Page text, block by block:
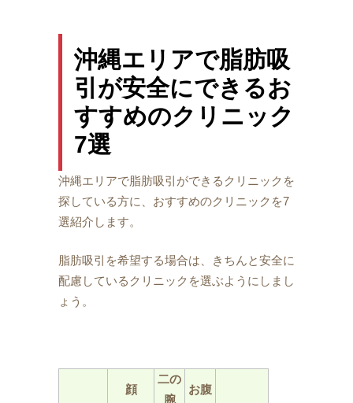
沖縄エリアで脂肪吸
引が安全にできるお
すすめのクリニック
7選
沖縄エリアで脂肪吸引ができるクリニックを
探している方に、おすすめのクリニックを7
選紹介します。
脂肪吸引を希望する場合は、きちんと安全に
配慮しているクリニックを選ぶようにしまし
ょう。
顔
二の
腕
お腹